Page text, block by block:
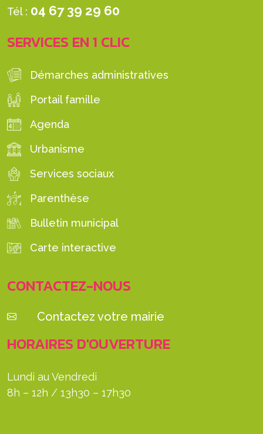
Tél : 04 67 39 29 60
SERVICES EN 1 CLIC
Démarches administratives
Portail famille
Agenda
Urbanisme
Services sociaux
Parenthèse
Bulletin municipal
Carte interactive
CONTACTEZ-NOUS
Contactez votre mairie
HORAIRES D'OUVERTURE
Lundi au Vendredi
8h – 12h / 13h30 – 17h30